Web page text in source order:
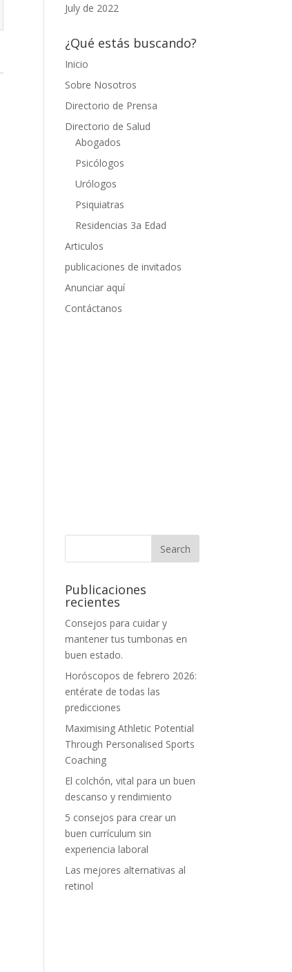
July de 2022
¿Qué estás buscando?
Inicio
Sobre Nosotros
Directorio de Prensa
Directorio de Salud
Abogados
Psicólogos
Urólogos
Psiquiatras
Residencias 3a Edad
Articulos
publicaciones de invitados
Anunciar aquí
Contáctanos
Publicaciones
recientes
Consejos para cuidar y
mantener tus tumbonas en
buen estado.
Horóscopos de febrero 2026:
entérate de todas las
predicciones
Maximising Athletic Potential
Through Personalised Sports
Coaching
El colchón, vital para un buen
descanso y rendimiento
5 consejos para crear un
buen currículum sin
experiencia laboral
Las mejores alternativas al
retinol